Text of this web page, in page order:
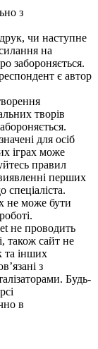
з
чи наступне
на
забороняється.
є автор
творів
для осіб
іграх може
правил
перших
спеціаліста.
не може бути
не проводить
також сайт не
та інших
з
Будь-
в